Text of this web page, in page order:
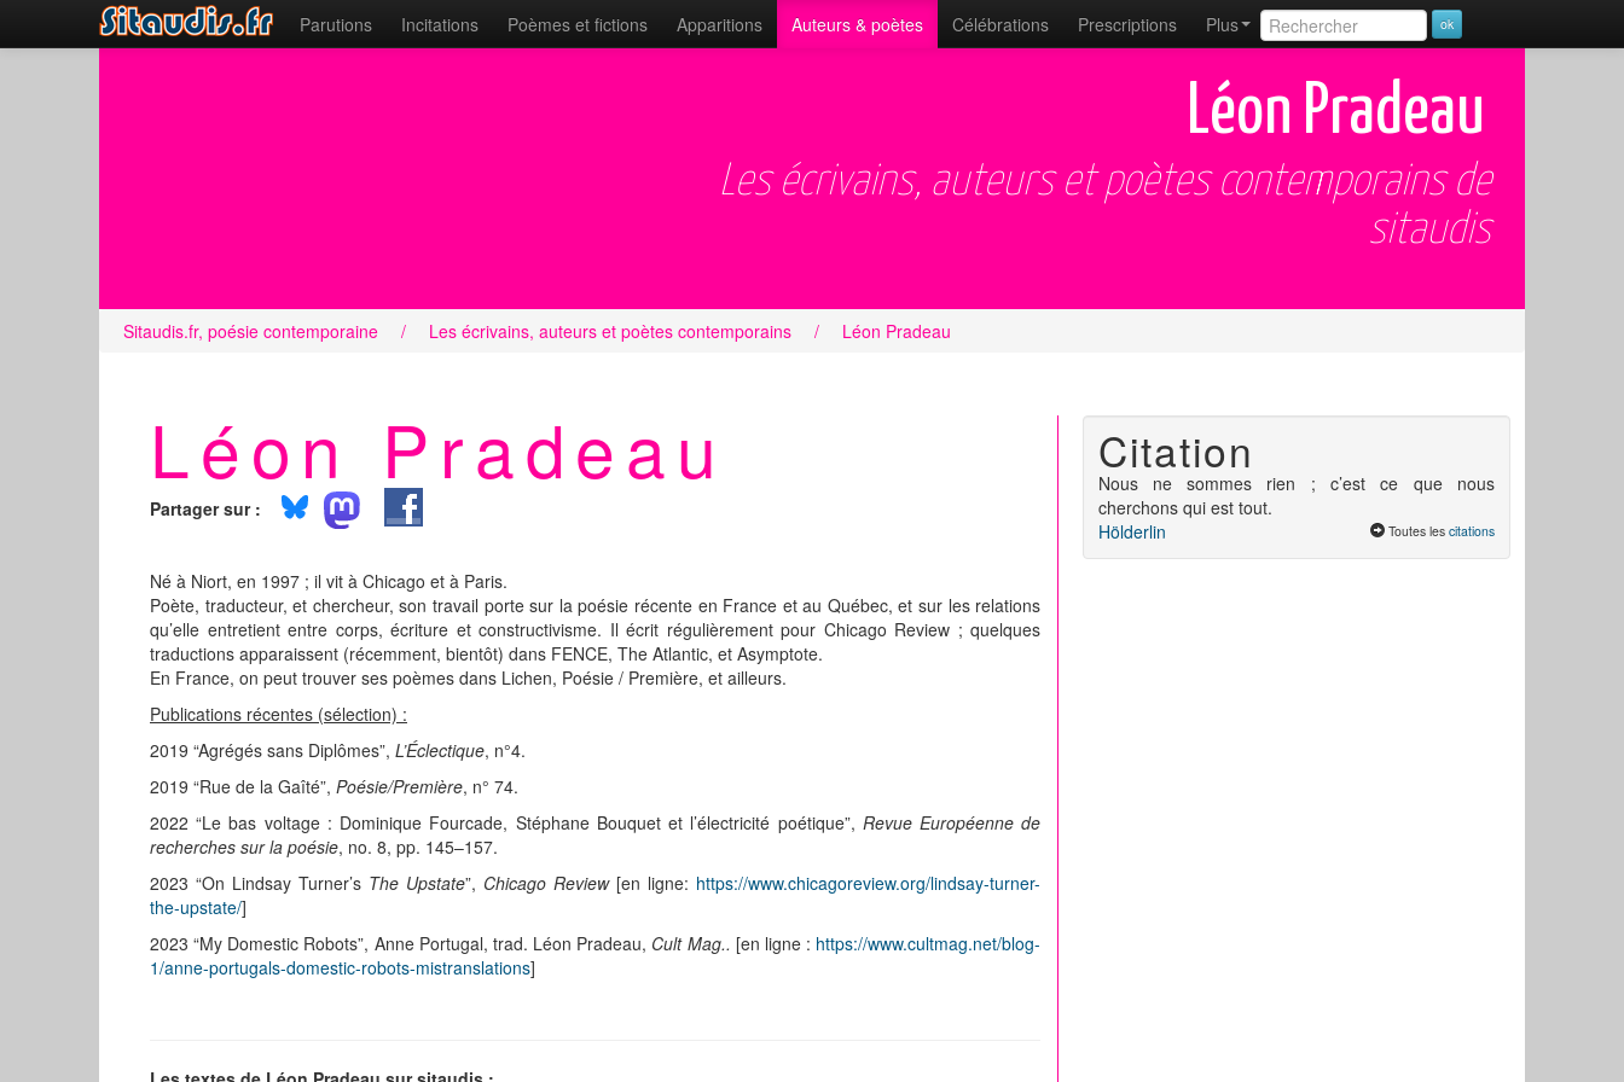
Parutions Incitations Poèmes et fictions Apparitions Auteurs & poètes Célébrations Prescriptions Plus
Léon Pradeau
Les écrivains, auteurs et poètes contemporains de
sitaudis
Sitaudis.fr, poésie contemporaine / Les écrivains, auteurs et poètes contemporains / Léon Pradeau
Léon Pradeau
Partager sur :
Né à Niort, en 1997 ; il vit à Chicago et à Paris.
Poète, traducteur, et chercheur, son travail porte sur la poésie récente en France et au Québec, et sur les relations
qu’elle entretient entre corps, écriture et constructivisme. Il écrit régulièrement pour Chicago Review ; quelques
traductions apparaissent (récemment, bientôt) dans FENCE, The Atlantic, et Asymptote.
En France, on peut trouver ses poèmes dans Lichen, Poésie / Première, et ailleurs.
Publications récentes (sélection) :
2019 “Agrégés sans Diplômes”, L’Éclectique, n°4.
2019 “Rue de la Gaîté”, Poésie/Première, n° 74.
2022 “Le bas voltage : Dominique Fourcade, Stéphane Bouquet et l’électricité poétique”, Revue Européenne de
recherches sur la poésie, no. 8, pp. 145–157.
2023 “On Lindsay Turner’s The Upstate”, Chicago Review [en ligne: https://www.chicagoreview.org/lindsay-turner-
the-upstate/]
2023 “My Domestic Robots”, Anne Portugal, trad. Léon Pradeau, Cult Mag.. [en ligne : https://www.cultmag.net/blog-
1/anne-portugals-domestic-robots-mistranslations]
Citation
Nous ne sommes rien ; c’est ce que nous
cherchons qui est tout.
Hölderlin
Toutes les citations